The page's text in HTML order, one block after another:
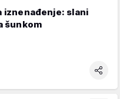
iznenađenje: slani
šunkom